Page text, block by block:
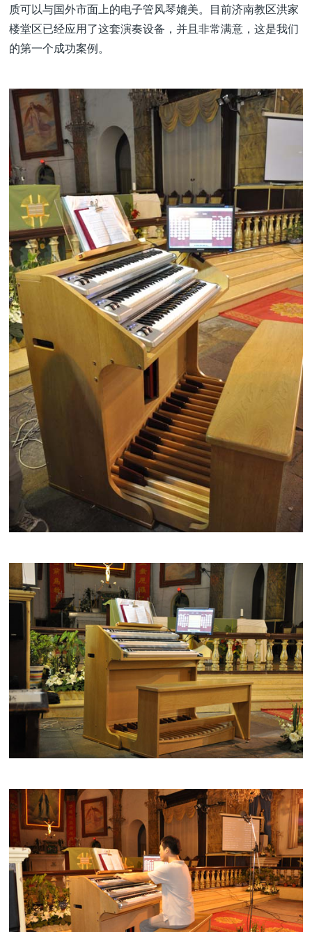
质可以与国外市面上的电子管风琴媲美。目前济南教区洪家
楼堂区已经应用了这套演奏设备，并且非常满意，这是我们
的第一个成功案例。